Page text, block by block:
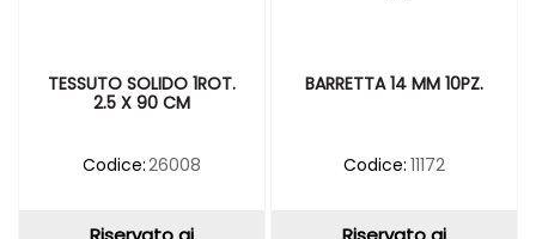
TESSUTO SOLIDO 1ROT.
2.5 X 90 CM
Codice:26008
BARRETTA 14 MM 10PZ.
Codice: 11172